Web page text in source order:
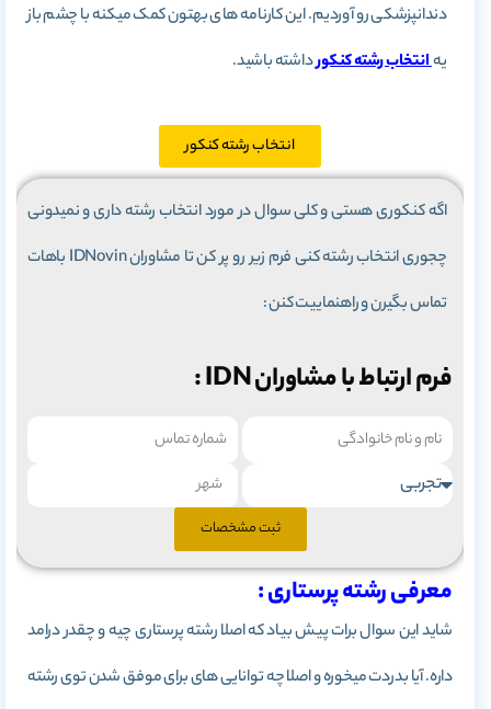
دندانپزشکی رو آوردیم. این کارنامه های بهتون کمک میکنه با چشم باز
یهانتخاب رشته کنکورداشته باشید.
انتخاب رشته کنکور
اگه کنکوری هستی و کلی سوال در مورد انتخاب رشته داری و نمیدونی
چجوری انتخاب رشته کنی فرم زیر رو پر کن تا مشاوران IDNovin باهات
تماس بگیرن و راهنماییت کنن :
فرم ارتباط با مشاوران IDN :
ثبت مشخصات
معرفی رشته پرستاری :
شاید این سوال برات پیش بیاد که اصلا رشته پرستاری چیه و چقدر درامد
داره. آیا بدردت میخوره و اصلا چه توانایی های برای موفق شدن توی رشته